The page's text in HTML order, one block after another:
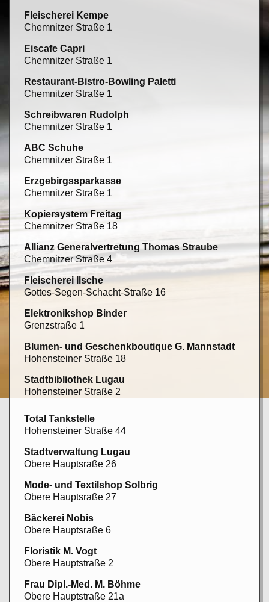
Fleischerei Kempe
Chemnitzer Straße 1
Eiscafe Capri
Chemnitzer Straße 1
Restaurant-Bistro-Bowling Paletti
Chemnitzer Straße 1
Schreibwaren Rudolph
Chemnitzer Straße 1
ABC Schuhe
Chemnitzer Straße 1
Erzgebirgssparkasse
Chemnitzer Straße 1
Kopiersystem Freitag
Chemnitzer Straße 18
Allianz Generalvertretung Thomas Straube
Chemnitzer Straße 4
Fleischerei Ilsche
Gottes-Segen-Schacht-Straße 16
Elektronikshop Binder
Grenzstraße 1
Blumen- und Geschenkboutique G. Mannstadt
Hohensteiner Straße 18
Stadtbibliothek Lugau
Hohensteiner Straße 2
Total Tankstelle
Hohensteiner Straße 44
Stadtverwaltung Lugau
Obere Hauptsraße 26
Mode- und Textilshop Solbrig
Obere Hauptsraße 27
Bäckerei Nobis
Obere Hauptsraße 6
Floristik M. Vogt
Obere Hauptstraße 2
Frau Dipl.-Med. M. Böhme
Obere Hauptstraße 21a